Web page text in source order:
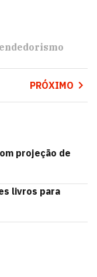
PRÓXIMO
projeção de
livros para